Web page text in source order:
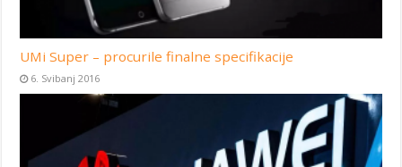
UMi Super – procurile finalne specifikacije
6. Svibanj 2016